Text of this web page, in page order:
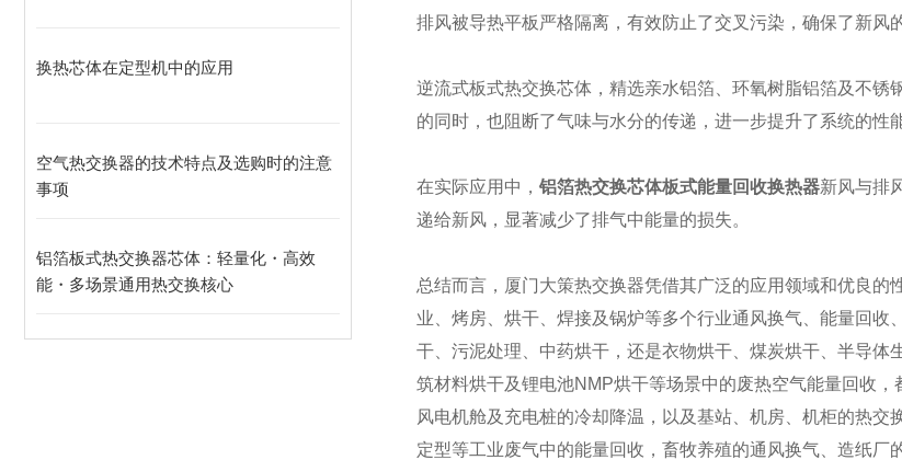
换热芯体在定型机中的应用
空气热交换器的技术特点及选购时的注意
事项
铝箔板式热交换器芯体：轻量化・高效
能・多场景通用热交换核心
排风被导热平板严格隔离，有效防止了交叉污染，确保了新风
逆流式板式热交换芯体，精选亲水铝箔、环氧树脂铝箔及不
的同时，也阻断了气味与水分的传递，进一步提升了系统的性能
在实际应用中， 铝箔热交换芯体板式能量回收换热器新风与排
递给新风，显著减少了排气中能量的损失。
总结而言，厦门大策热交换器凭借其广泛的应用领域和优良
业、烤房、烘干、焊接及锅炉等多个行业通风换气、能量回
干、污泥处理、中药烘干，还是衣物烘干、煤炭烘干、半导
筑材料烘干及锂电池NMP烘干等场景中的废热空气能量回收
风电机舱及充电桩的冷却降温，以及基站、机房、机柜的热
定型等工业废气中的能量回收，畜牧养殖的通风换气、造纸厂